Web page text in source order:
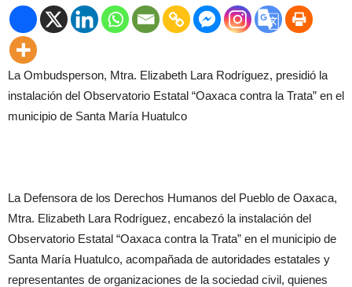
La Ombudsperson, Mtra. Elizabeth Lara Rodríguez, presidió la
instalación del Observatorio Estatal “Oaxaca contra la Trata” en el
municipio de Santa María Huatulco
La Defensora de los Derechos Humanos del Pueblo de Oaxaca,
Mtra. Elizabeth Lara Rodríguez, encabezó la instalación del
Observatorio Estatal “Oaxaca contra la Trata” en el municipio de
Santa María Huatulco, acompañada de autoridades estatales y
representantes de organizaciones de la sociedad civil, quienes